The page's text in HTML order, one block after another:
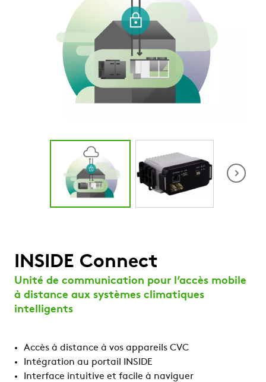
INSIDE Connect
Unité de communication pour l’accès mobile
à distance aux systèmes climatiques
intelligents
Accès à distance à vos appareils CVC
Intégration au portail INSIDE
Interface intuitive et facile à naviguer